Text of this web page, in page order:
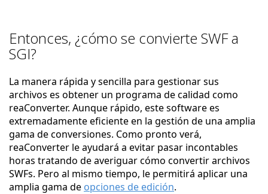
Entonces, ¿cómo se convierte SWF a
SGI?
La manera rápida y sencilla para gestionar sus
archivos es obtener un programa de calidad como
reaConverter. Aunque rápido, este software es
extremadamente eficiente en la gestión de una amplia
gama de conversiones. Como pronto verá,
reaConverter le ayudará a evitar pasar incontables
horas tratando de averiguar cómo convertir archivos
SWFs. Pero al mismo tiempo, le permitirá aplicar una
amplia gama de opciones de edición.